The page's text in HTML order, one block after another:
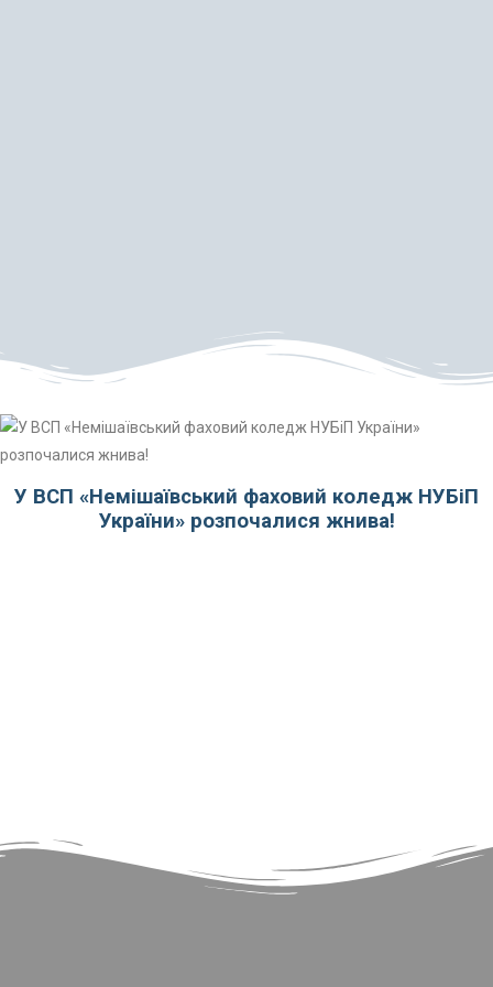
У ВСП «Немішаївський фаховий коледж НУБіП
України» розпочалися жнива!